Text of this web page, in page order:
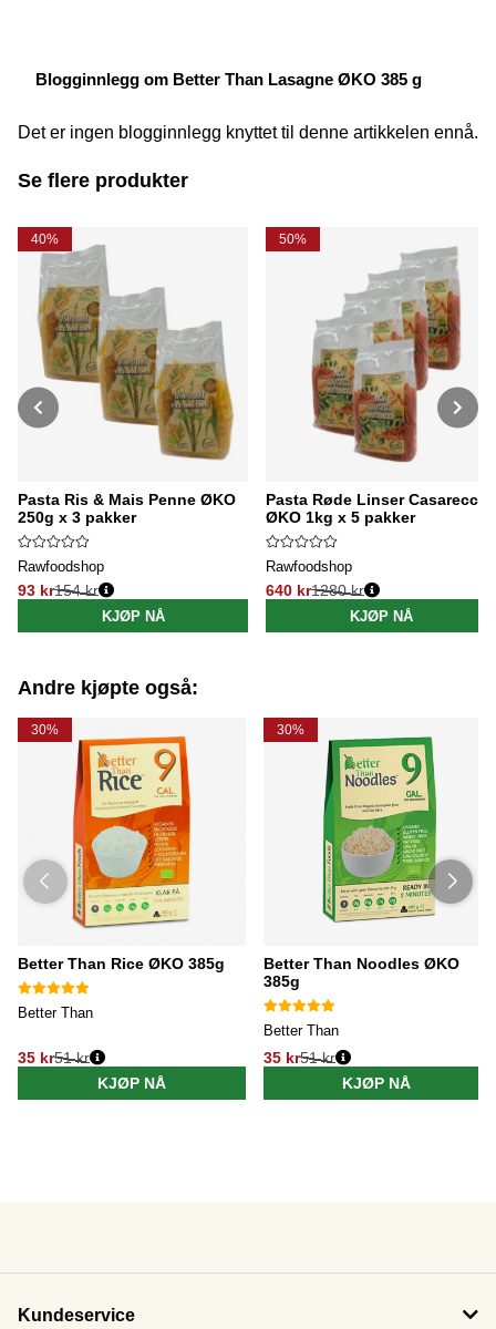
Blogginnlegg om Better Than Lasagne ØKO 385 g
Det er ingen blogginnlegg knyttet til denne artikkelen ennå.
Se flere produkter
40%
Pasta Ris & Mais Penne ØKO
250g x 3 pakker
Rawfoodshop
93 kr
Vanlig pris:
154 kr
KJØP NÅ
50%
Pasta Røde Linser Casarecce
ØKO 1kg x 5 pakker
Rawfoodshop
640 kr
Vanlig pris:
1280 kr
KJØP NÅ
Andre kjøpte også:
30%
Better Than Rice ØKO 385g
Better Than
35 kr51 kr
KJØP NÅ
30%
Better Than Noodles ØKO
385g
Better Than
35 kr51 kr
KJØP NÅ
Kundeservice